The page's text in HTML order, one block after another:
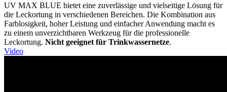
UV MAX BLUE bietet eine zuverlässige und vielseitige Lösung für
die Leckortung in verschiedenen Bereichen. Die Kombination aus
Farblosigkeit, hoher Leistung und einfacher Anwendung macht es
zu einem unverzichtbaren Werkzeug für die professionelle
Leckortung. Nicht geeignet für Trinkwassernetze.
Video